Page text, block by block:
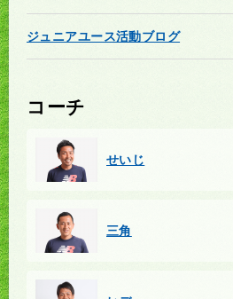
ジュニアユース活動ブログ
コーチ
せいじ
三角